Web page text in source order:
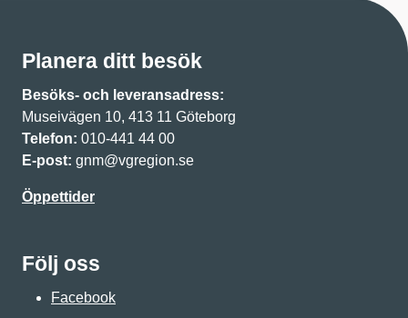
Planera ditt besök
Besöks- och leveransadress:
Museivägen 10, 413 11 Göteborg
Telefon: 010-441 44 00
E-post: gnm@vgregion.se
Öppettider
Följ oss
Facebook